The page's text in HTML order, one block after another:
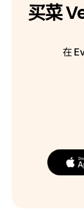
买菜
在